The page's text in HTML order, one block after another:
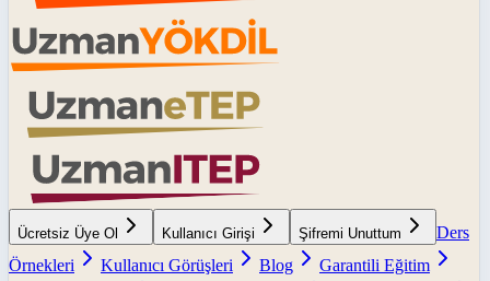
Ücretsiz Üye Ol Kullanıcı Girişi Şifremi Unuttum
Ders
Örnekleri
Kullanıcı Görüşleri Blog
Garantili Eğitim